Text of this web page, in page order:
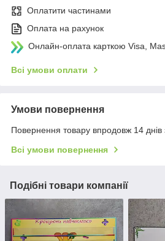
Оплатити частинами
Оплата на рахунок
Онлайн-оплата карткою Visa,
Всі умови оплати
Умови повернення
Повернення товару впродовж 14 днів
Всі умови повернення
Подібні товари компанії